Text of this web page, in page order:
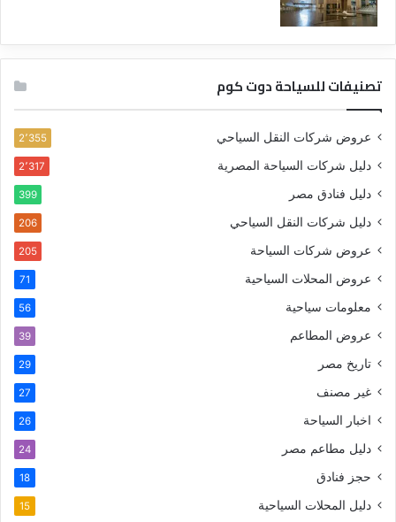
تصنيفات للسياحة دوت كوم
عروض شركات النقل السياحي 2٬355
دليل شركات السياحة المصرية 2٬317
دليل فنادق مصر 399
دليل شركات النقل السياحي 206
عروض شركات السياحة 205
عروض المحلات السياحية 71
معلومات سياحية 56
عروض المطاعم 39
تاريخ مصر 29
غير مصنف 27
اخبار السياحة 26
دليل مطاعم مصر 24
حجز فنادق 18
دليل المحلات السياحية 15